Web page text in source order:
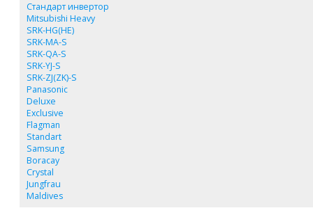
Стандарт инвертор
Mitsubishi Heavy
SRK-HG(HE)
SRK-MA-S
SRK-QA-S
SRK-YJ-S
SRK-ZJ(ZK)-S
Panasonic
Deluxe
Exclusive
Flagman
Standart
Samsung
Boracay
Crystal
Jungfrau
Maldives